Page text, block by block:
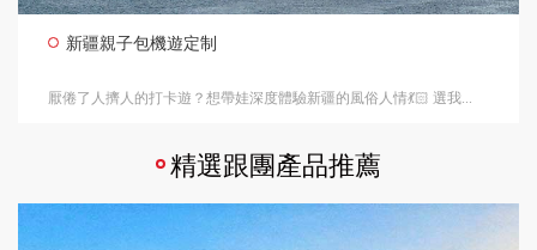
新疆親子包機遊定制
厭倦了人擠人的打卡遊？想帶娃深度體驗新疆的風俗人情💃🏻 選我...
精選跟團產品推薦